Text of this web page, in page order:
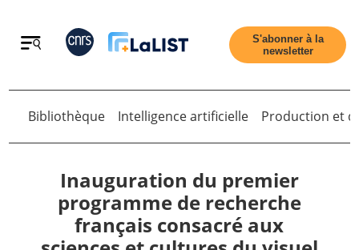
Retour
S'abonner à la
newsletter
Retour
Bibliothèque Intelligence artificielle Production et
Inauguration du premier
programme de recherche
français consacré aux